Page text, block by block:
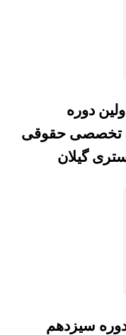
دوره
تخصصی حقوقی
گیلان